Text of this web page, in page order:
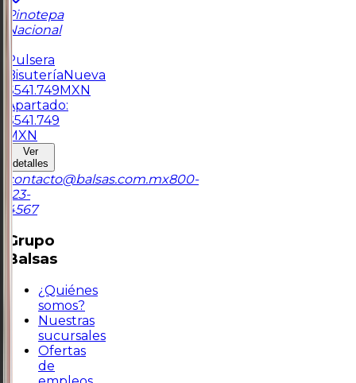
Pinotepa
Nacional
Pulsera
BisuteríaNueva
$541.749MXN
Apartado:
$541.749
MXN
Ver
detalles
contacto@balsas.com.mx800-
123-
4567
Grupo
Balsas
¿Quiénes
somos?
Nuestras
sucursales
Ofertas
de